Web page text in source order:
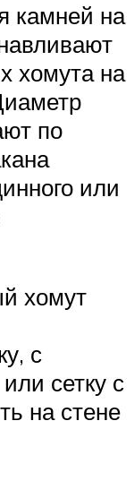
камней на
хомута на
по
или
хомут
с
сетку с
на стене